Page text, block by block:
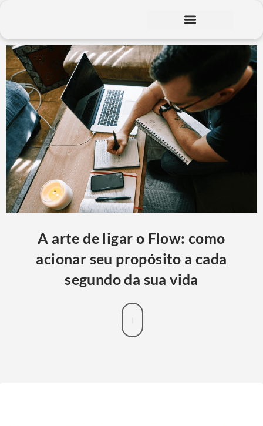
A arte de ligar o Flow: como
acionar seu propósito a cada
segundo da sua vida